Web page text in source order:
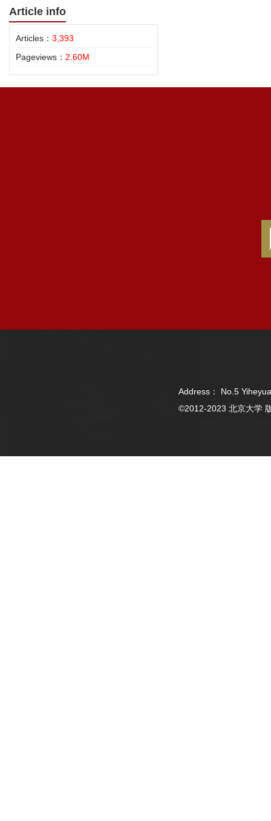
Article info
Articles： 3,393
Pageviews： 2.60M
Address： No.5
©2012-2023 北京大学